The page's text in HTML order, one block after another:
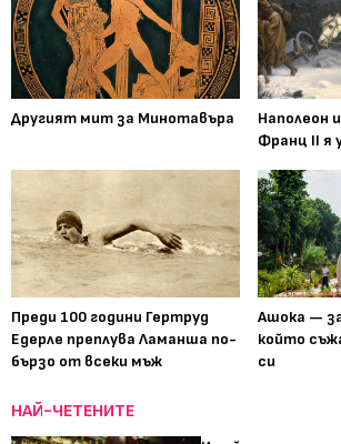
Другият мит за Минотавъра
Наполеон
Франц II я
Преди 100 години Гертруд
Едерле преплува Ламанша по-
бързо от всеки мъж
Ашока —
който
си
НАЙ-ЧЕТЕНИТЕ